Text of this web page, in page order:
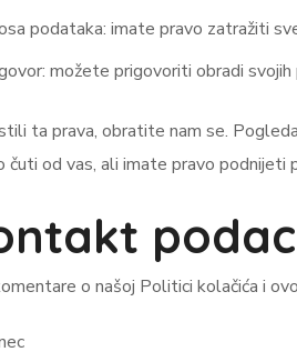
podataka: imate pravo zatražiti
možete prigovoriti obradi
ta prava, obratite nam se.
čuti od vas, ali imate pravo
o našoj Politici kolačića i